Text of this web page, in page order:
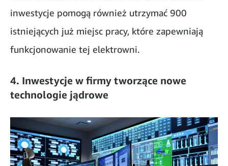
inwestycje pomogą również utrzymać 900
istniejących już miejsc pracy, które zapewniają
funkcjonowanie tej elektrowni.
4. Inwestycje w firmy tworzące nowe
technologie jądrowe